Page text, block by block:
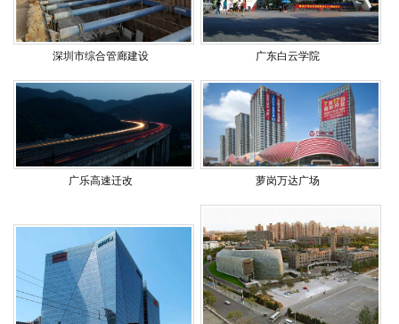
深圳市综合管廊建设 广东白云学院
广乐高速迁改 萝岗万达广场